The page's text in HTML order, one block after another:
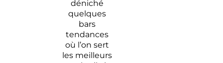
déniché
quelques
bars
tendances
où l’on sert
les meilleurs